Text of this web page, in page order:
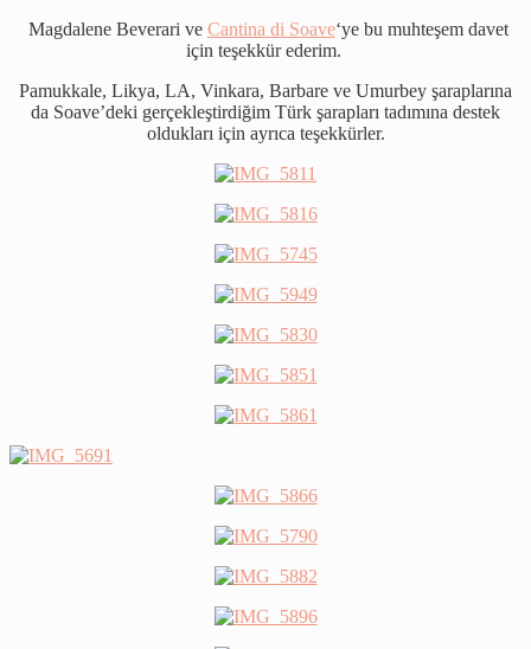
Magdalene Beverari ve Cantina di Soave‘ye bu muhteşem davet
için teşekkür ederim.
Pamukkale, Likya, LA, Vinkara, Barbare ve Umurbey şaraplarına
da Soave’deki gerçekleştirdiğim Türk şarapları tadımına destek
oldukları için ayrıca teşekkürler.